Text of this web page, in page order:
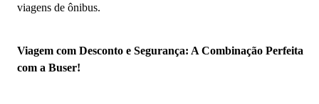
viagens de ônibus.
Viagem com Desconto e Segurança: A Combinação Perfeita
com a Buser!